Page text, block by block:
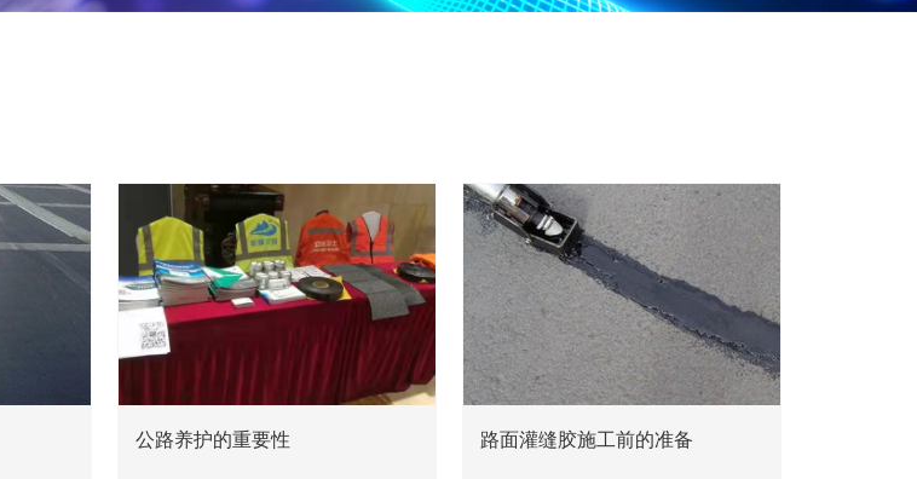
关于我们
公路养护的重要性 路面灌缝胶施工前的准备